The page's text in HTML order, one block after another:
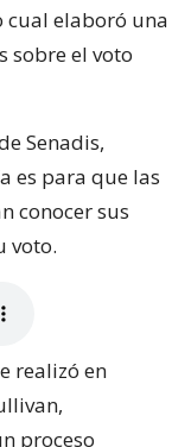
cual elaboró una
sobre el voto
Senadis,
es para que las
conocer sus
voto.
realizó en
proceso